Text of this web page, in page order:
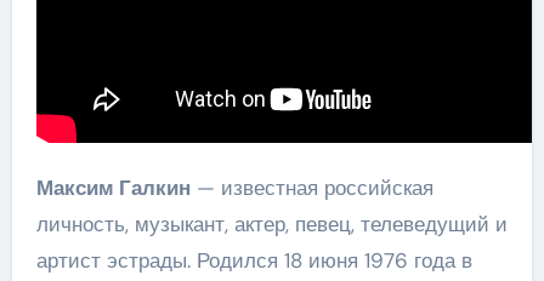
Максим Галкин — известная российская
личность, музыкант, актер, певец, телеведущий и
артист эстрады. Родился 18 июня 1976 года в